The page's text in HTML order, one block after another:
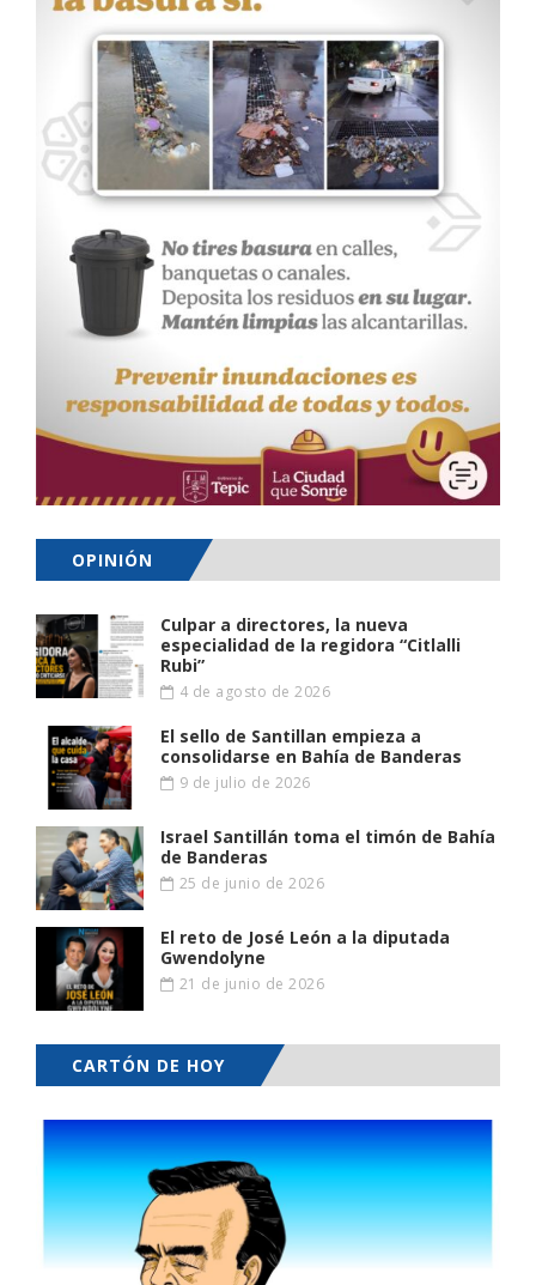
OPINIÓN
Culpar a directores, la nueva
especialidad de la regidora “Citlalli
Rubi”
4 de agosto de 2026
El sello de Santillan empieza a
consolidarse en Bahía de Banderas
9 de julio de 2026
Israel Santillán toma el timón de Bahía
de Banderas
25 de junio de 2026
El reto de José León a la diputada
Gwendolyne
21 de junio de 2026
CARTÓN DE HOY